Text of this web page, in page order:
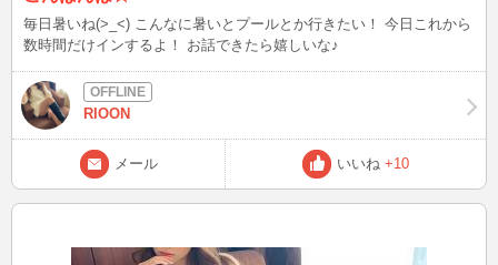
毎日暑いね(>_<) こんなに暑いとプールとか行きたい！ 今日これから
数時間だけインするよ！ お話できたら嬉しいな♪
RIOON
メール いいね +10